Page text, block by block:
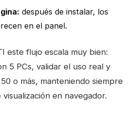
después de instalar, los
en el panel.
este flujo escala muy bien:
5 PCs, validar el uso real y
o más, manteniendo siempre
en navegador.